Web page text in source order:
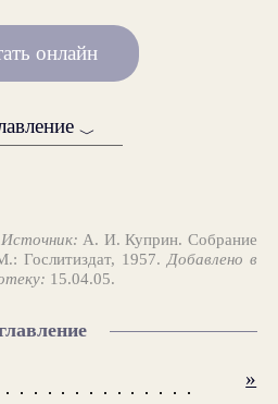
онлайн
﹀
Источник: А. И. Куприн. Собрание
Гослитиздат, 1957. Добавлено в
15.04.05.
»